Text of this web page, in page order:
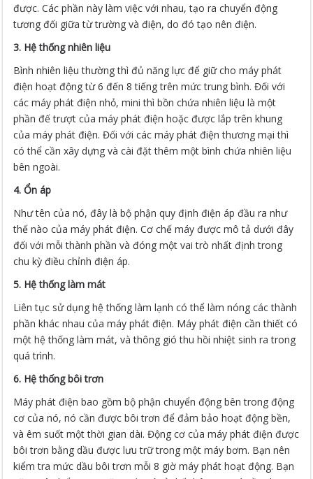
được. Các phần này làm việc với nhau, tạo ra chuyển động
tương đối giữa từ trường và điện, do đó tạo nên điện.
3. Hệ thống nhiên liệu
Bình nhiên liệu thường thì đủ năng lực để giữ cho máy phát
điện hoạt động từ 6 đến 8 tiếng trên mức trung bình. Đối với
các máy phát điện nhỏ, mini thì bồn chứa nhiên liệu là một
phần đế trượt của máy phát điện hoặc được lắp trên khung
của máy phát điện. Đối với các máy phát điện thương mại thì
có thể cần xây dựng và cài đặt thêm một bình chứa nhiên liệu
bên ngoài.
4. Ổn áp
Như tên của nó, đây là bộ phận quy định điện áp đầu ra như
thế nào của máy phát điện. Cơ chế máy được mô tả dưới đây
đối với mỗi thành phần và đóng một vai trò nhất định trong
chu kỳ điều chỉnh điện áp.
5. Hệ thống làm mát
Liên tục sử dụng hệ thống làm lạnh có thể làm nóng các thành
phần khác nhau của máy phát điện. Máy phát điện cần thiết có
một hệ thống làm mát, và thông gió thu hồi nhiệt sinh ra trong
quá trình.
6. Hệ thống bôi trơn
Máy phát điện bao gồm bộ phận chuyển động bên trong động
cơ của nó, nó cần được bôi trơn để đảm bảo hoạt động bền,
và êm suốt một thời gian dài. Động cơ của máy phát điện được
bôi trơn bằng dầu được lưu trữ trong một máy bơm. Bạn nên
kiểm tra mức dầu bôi trơn mỗi 8 giờ máy phát hoạt động. Bạn